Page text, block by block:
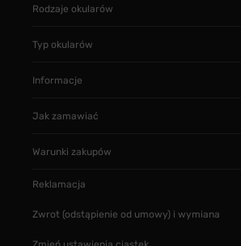
Rodzaje okularów
Typ okularów
Informacje
Jak zamawiać
Warunki zakupów
Reklamacja
Zwrot (odstąpienie od umowy) i wymiana